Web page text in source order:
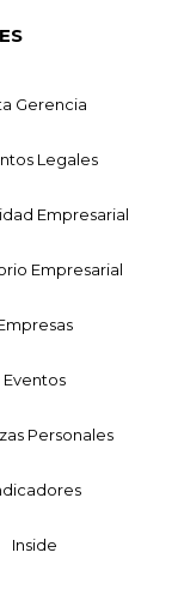
Gerencia
Legales
Empresarial
Empresarial
Eventos
Personales
Inside